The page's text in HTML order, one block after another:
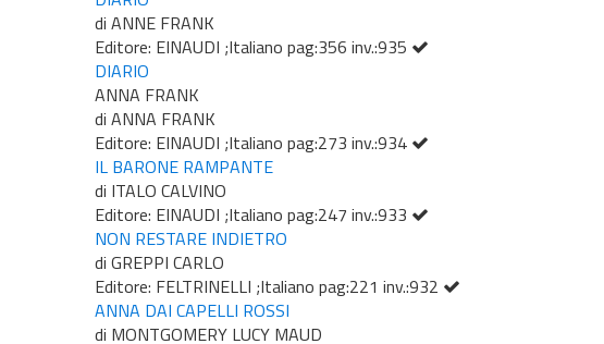
di ANNE FRANK
Editore: EINAUDI ;Italiano pag:356 inv.:935
DIARIO
ANNA FRANK
di ANNA FRANK
Editore: EINAUDI ;Italiano pag:273 inv.:934
IL BARONE RAMPANTE
di ITALO CALVINO
Editore: EINAUDI ;Italiano pag:247 inv.:933
NON RESTARE INDIETRO
di GREPPI CARLO
Editore: FELTRINELLI ;Italiano pag:221 inv.:932
ANNA DAI CAPELLI ROSSI
di MONTGOMERY LUCY MAUD